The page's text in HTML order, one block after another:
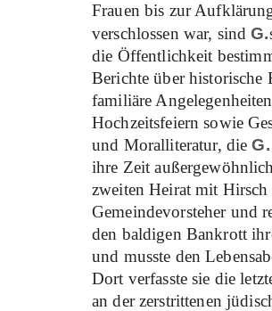
Frauen bis zur
verschlossen war, sindG.
die Öffentlichkeit
Berichte über historische
familiäre
Hochzeitsfeiern sowie
und Moralliteratur, dieG.
ihre Zeit
zweiten Heirat mit
Gemeindevorsteher und
den baldigen Bankrott
und musste den
Dort verfasste sie die
an der zerstrittenen